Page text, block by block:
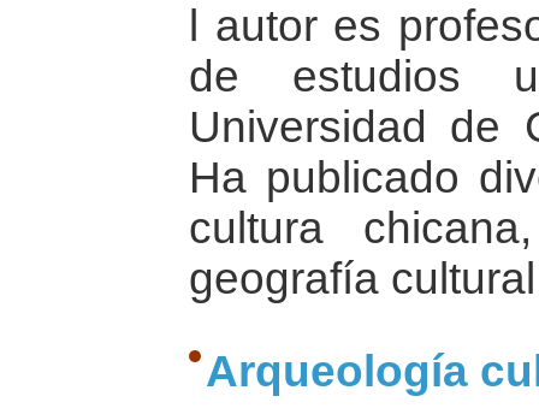
l autor es
de estudios
Universidad de
Ha publicado
cultura
geografía
Arqueología